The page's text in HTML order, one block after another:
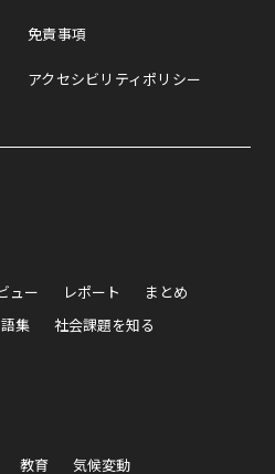
免責事項
アクセシビリティポリシー
ュー レポート
まとめ
集 社会課題を知る
教育 気候変動